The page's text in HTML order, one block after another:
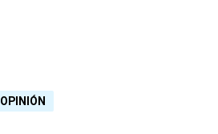
OPINIÓN